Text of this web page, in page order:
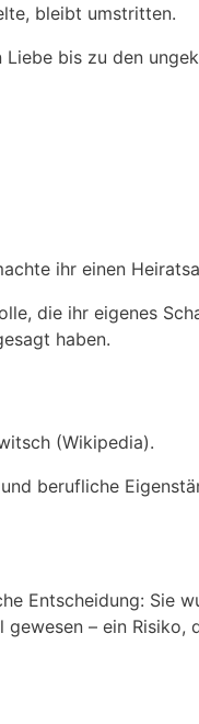
bleibt umstritten.
bis zu den
ihr einen
die ihr eigenes
haben.
(Wikipedia).
berufliche
Entscheidung: Sie
– ein Risiko,